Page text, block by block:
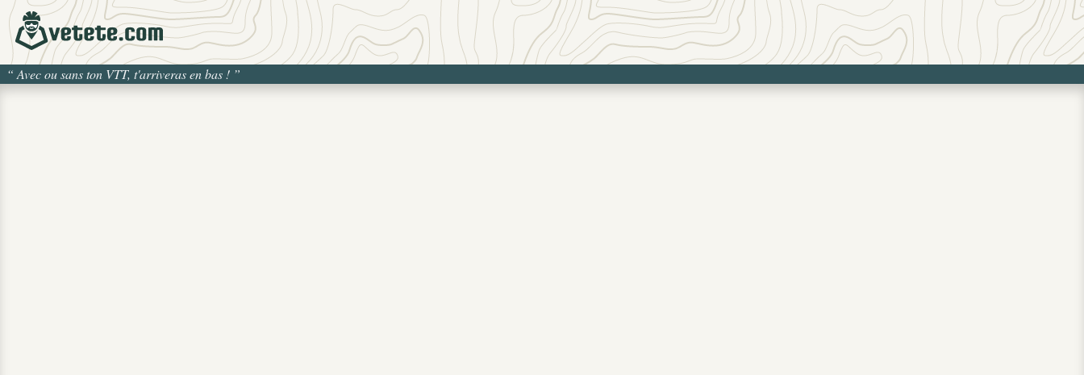
“ Avec ou sans ton VTT, t'arriveras en bas ! ”